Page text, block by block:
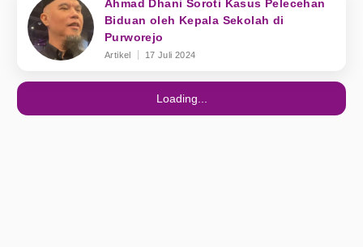
Ahmad Dhani Soroti Kasus Pelecehan
Biduan oleh Kepala Sekolah di
Purworejo
Artikel 17 Juli 2024
Loading...